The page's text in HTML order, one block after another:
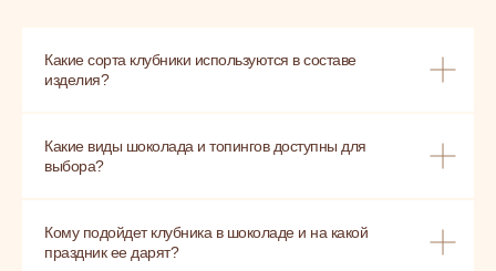
Какие сорта клубники используются в составе
изделия?
Какие виды шоколада и топингов доступны для
выбора?
Кому подойдет клубника в шоколаде и на какой
праздник ее дарят?